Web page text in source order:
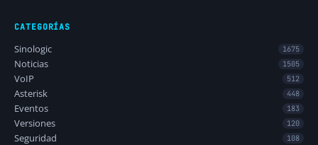
CATEGORÍAS
Sinologic 1675
Noticias 1505
VoIP 512
Asterisk 448
Eventos 183
Versiones 120
Seguridad 108